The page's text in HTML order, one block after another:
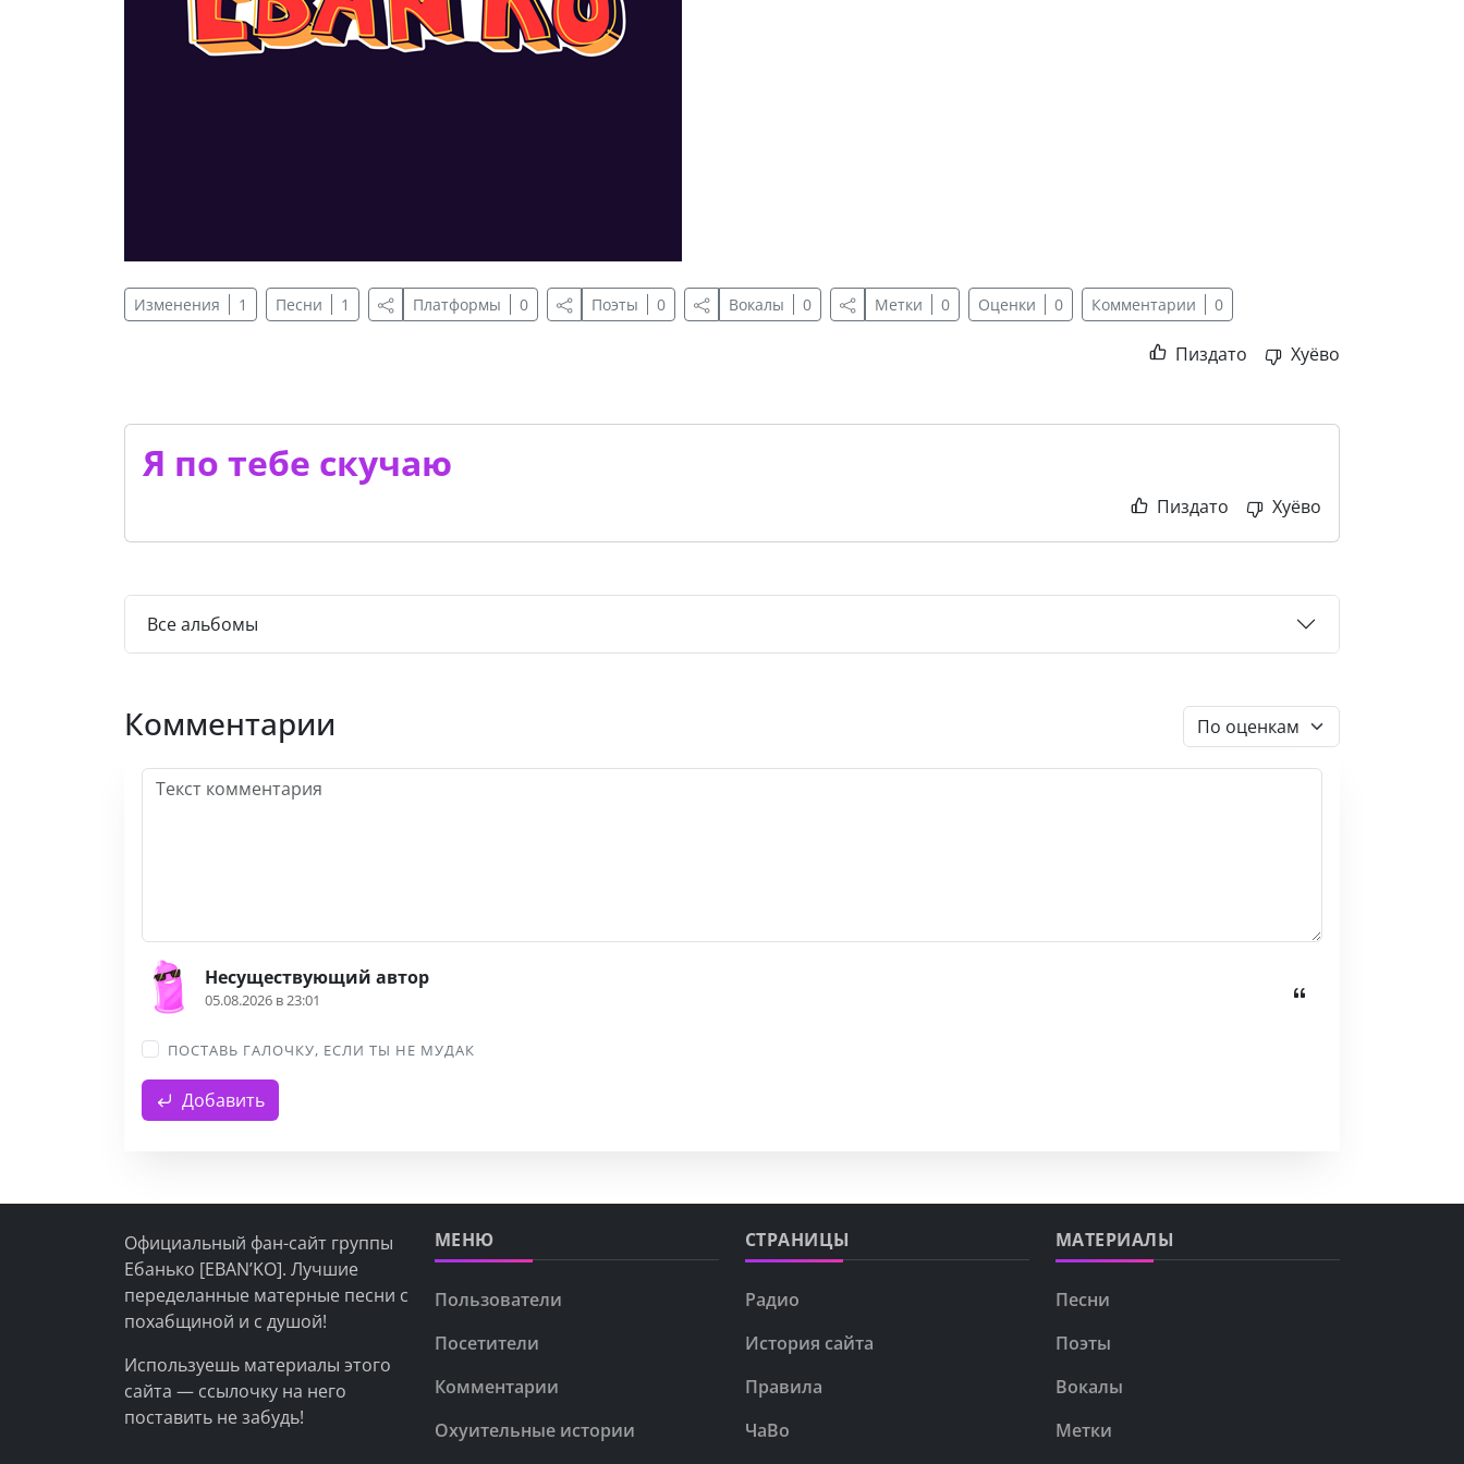
Изменения 1 Песни 1 Платформы 0 Поэты 0 Вокалы 0 Метки 0 Оценки 0 Комментарии 0
Пиздато Хуёво
Я по тебе скучаю
Пиздато Хуёво
Все альбомы
Комментарии
Несуществующий автор
05.08.2026 в 23:01
ПОСТАВЬ ГАЛОЧКУ, ЕСЛИ ТЫ НЕ МУДАК
Добавить
Официальный фан-сайт группы
Ебанько [EBAN’KO]. Лучшие
переделанные матерные песни с
похабщиной и с душой!
Используешь материалы этого
сайта — ссылочку на него
поставить не забудь!
МЕНЮ
Пользователи
Посетители
Комментарии
Охуительные истории
СТРАНИЦЫ
Радио
История сайта
Правила
ЧаВо
МАТЕРИАЛЫ
Песни
Поэты
Вокалы
Метки